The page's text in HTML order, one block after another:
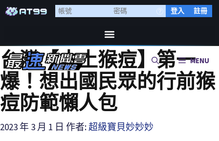
登入 註冊
MENU
台灣【本土猴痘】第一
爆！想出國民眾的行前猴
痘防範懶人包
2023 年 3 月 1 日 作者: 超級寶貝妙妙妙